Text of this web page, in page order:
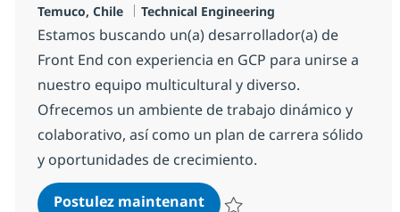
Localisation
Temuco, Chile Catégorie
Technical Engineering
Estamos buscando un(a) desarrollador(a) de
Front End con experiencia en GCP para unirse a
nuestro equipo multicultural y diverso.
Ofrecemos un ambiente de trabajo dinámico y
colaborativo, así como un plan de carrera sólido
y oportunidades de crecimiento.
Postulez maintenantDesarrollador de Front-End